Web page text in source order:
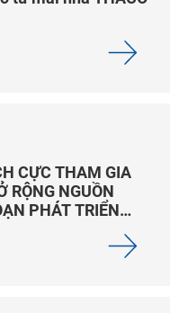
CỰC THAM GIA
RỘNG NGUỒN
PHÁT TRIỂN